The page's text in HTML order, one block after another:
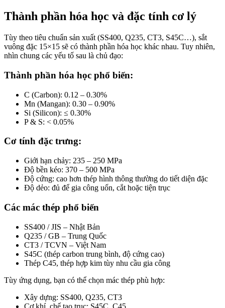
Thành phần hóa học và đặc tính cơ lý
Tùy theo tiêu chuẩn sản xuất (SS400, Q235, CT3, S45C…), sắt
vuông đặc 15×15 sẽ có thành phần hóa học khác nhau. Tuy nhiên,
nhìn chung các yếu tố sau là chủ đạo:
Thành phần hóa học phổ biến:
C (Carbon): 0.12 – 0.30%
Mn (Mangan): 0.30 – 0.90%
Si (Silicon): ≤ 0.30%
P & S: < 0.05%
Cơ tính đặc trưng:
Giới hạn chảy: 235 – 250 MPa
Độ bền kéo: 370 – 500 MPa
Độ cứng: cao hơn thép hình thông thường do tiết diện đặc
Độ dẻo: đủ để gia công uốn, cắt hoặc tiện trục
Các mác thép phổ biến
SS400 / JIS – Nhật Bản
Q235 / GB – Trung Quốc
CT3 / TCVN – Việt Nam
S45C (thép carbon trung bình, độ cứng cao)
Thép C45, thép hợp kim tùy nhu cầu gia công
Tùy ứng dụng, bạn có thể chọn mác thép phù hợp:
Xây dựng: SS400, Q235, CT3
Cơ khí, chế tạo trục: S45C, C45